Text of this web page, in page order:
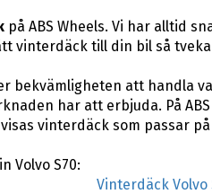
på ABS Wheels. Vi har alltid
vinterdäck till din bil så
bekvämligheten att handla
har att erbjuda. På
vinterdäck som passar på
Volvo S70:
Vinterdäck Volvo